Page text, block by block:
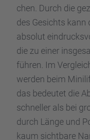
chen. Durch die
des Gesichts kann
absolut
die zu einer
führen. Im
werden beim
das bedeu­tet die
schnel­ler als bei
durch Länge und
kaum sicht­bare